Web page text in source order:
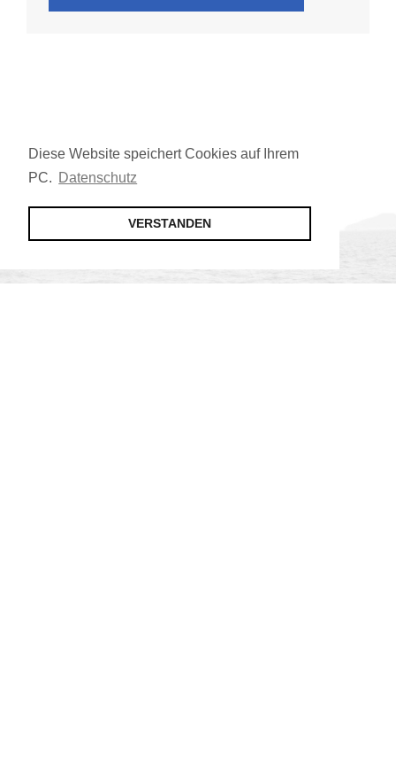
Diese Website speichert Cookies auf Ihrem
PC. Datenschutz
VERSTANDEN